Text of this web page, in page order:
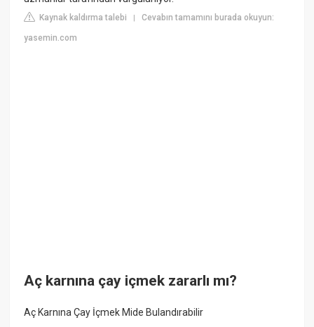
Kaynak kaldırma talebi |Cevabın tamamını burada okuyun:
yasemin.com
Aç karnına çay içmek zararlı mı?
Aç Karnına Çay İçmek Mide Bulandırabilir